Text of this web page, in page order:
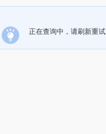
正在查询中，请刷新重试